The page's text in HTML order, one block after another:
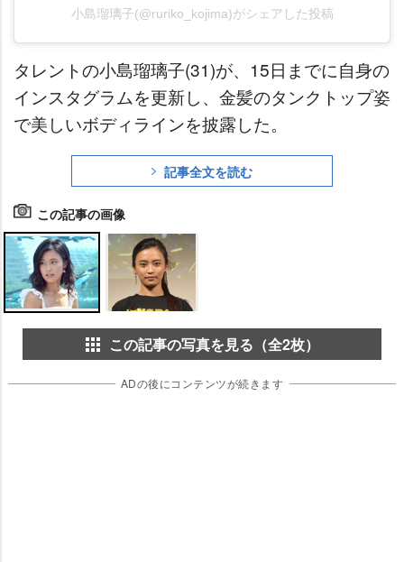
小島瑠璃子(@ruriko_kojima)がシェアした投稿
タレントの小島瑠璃子(31)が、15日までに自身の
インスタグラムを更新し、金髪のタンクトップ姿
で美しいボディラインを披露した。
記事全文を読む
この記事の画像
この記事の写真を見る（全2枚）
ADの後にコンテンツが続きます